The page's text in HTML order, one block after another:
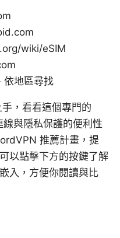
wiki/eSIM
依地區尋找
，看看這個專門的
與隱私保護的便利性
推薦計畫，提
以點擊下方的按鍵了解
入，方便你閱讀與比